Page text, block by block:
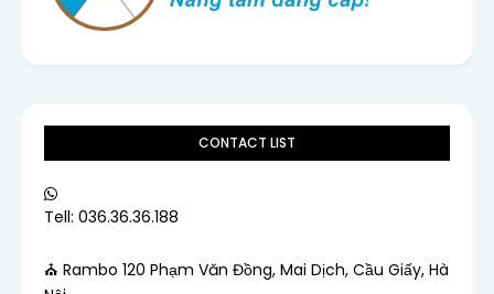
CONTACT LIST
Tell: 036.36.36.188
⛪ Rambo 120 Phạm Văn Đồng, Mai Dịch, Cầu Giấy, Hà